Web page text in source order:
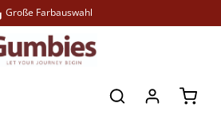
Große Farbauswahl